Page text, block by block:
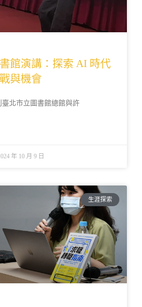
館演講：探索 AI 時代
與機會
臺北市立圖書館總館與許
年 10 月 9 日
生涯探索